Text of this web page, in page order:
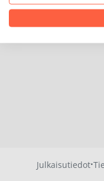
Julkaisutiedot·